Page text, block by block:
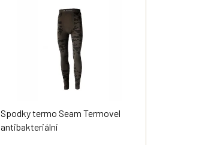
Spodky termo Seam Termovel
antibakteriální